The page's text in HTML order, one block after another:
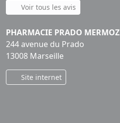
Voir tous les avis
PHARMACIE PRADO MERMOZ
244 avenue du Prado
13008 Marseille
Site internet